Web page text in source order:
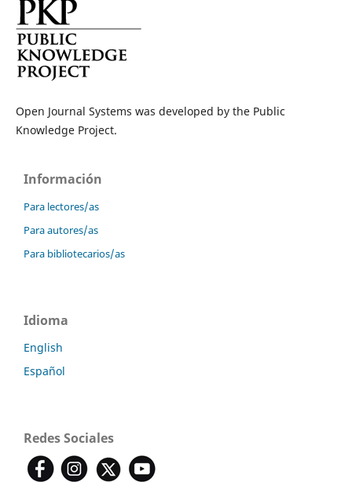
Open Journal Systems was developed by the Public
Knowledge Project.
Información
Para lectores/as
Para autores/as
Para bibliotecarios/as
Idioma
English
Español
Redes Sociales